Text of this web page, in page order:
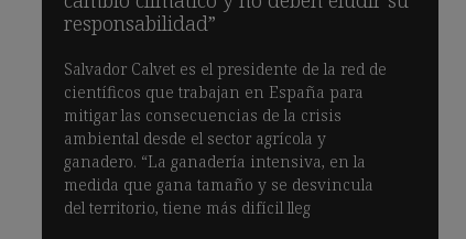
responsabilidad”
Salvador Calvet es el presidente de la red de
científicos que trabajan en España para
mitigar las consecuencias de la crisis
ambiental desde el sector agrícola y
ganadero. “La ganadería intensiva, en la
medida que gana tamaño y se desvincula
del territorio, tiene más difícil lleg